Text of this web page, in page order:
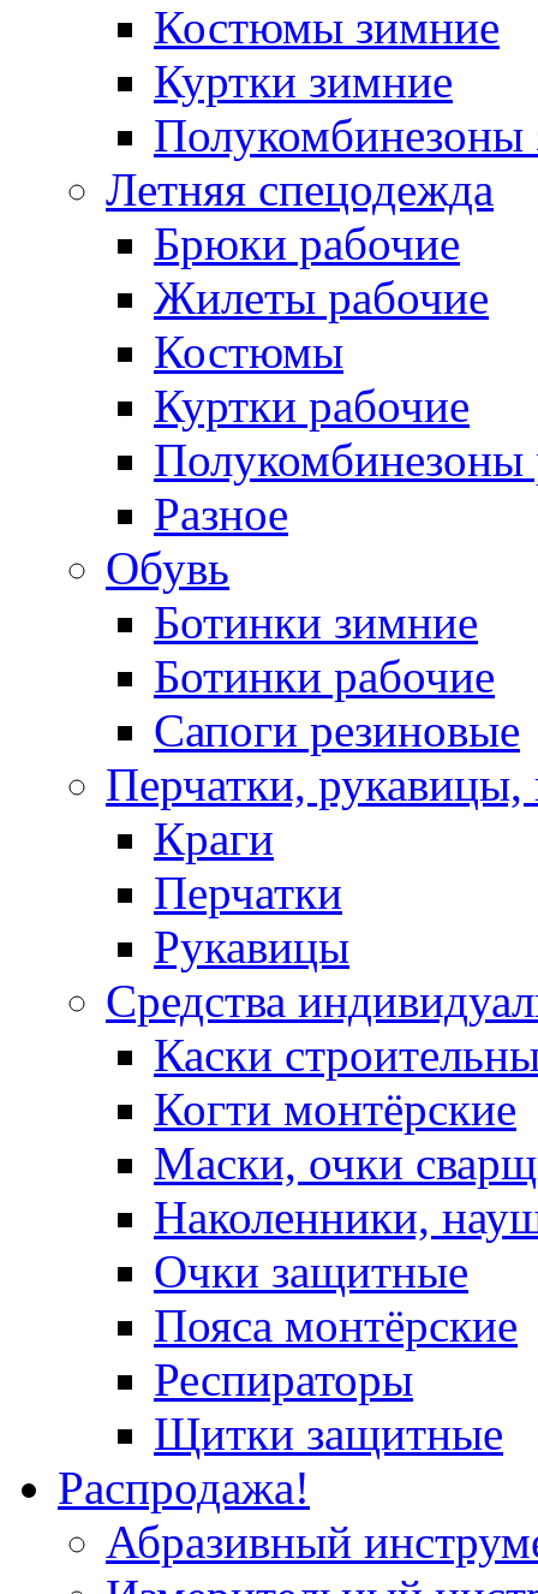
Костюмы зимние
Куртки зимние
Полукомбинезоны
Летняя спецодежда
Брюки рабочие
Жилеты рабочие
Костюмы
Куртки рабочие
Полукомбинезоны
Разное
Обувь
Ботинки зимние
Ботинки рабочие
Сапоги резиновые
Перчатки, рукавицы,
Краги
Перчатки
Рукавицы
Средства
Каски
Когти монтёрские
Маски, очки
Наколенники,
Очки защитные
Пояса монтёрские
Респираторы
Щитки защитные
Распродажа!
Абразивный